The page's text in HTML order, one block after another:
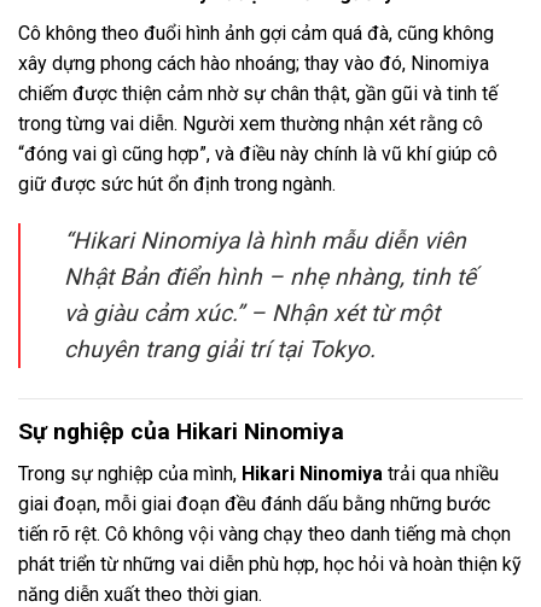
Cô không theo đuổi hình ảnh gợi cảm quá đà, cũng không
xây dựng phong cách hào nhoáng; thay vào đó, Ninomiya
chiếm được thiện cảm nhờ sự chân thật, gần gũi và tinh tế
trong từng vai diễn. Người xem thường nhận xét rằng cô
“đóng vai gì cũng hợp”, và điều này chính là vũ khí giúp cô
giữ được sức hút ổn định trong ngành.
“Hikari Ninomiya là hình mẫu diễn viên
Nhật Bản điển hình – nhẹ nhàng, tinh tế
và giàu cảm xúc.” – Nhận xét từ một
chuyên trang giải trí tại Tokyo.
Sự nghiệp của Hikari Ninomiya
Trong sự nghiệp của mình, Hikari Ninomiya trải qua nhiều
giai đoạn, mỗi giai đoạn đều đánh dấu bằng những bước
tiến rõ rệt. Cô không vội vàng chạy theo danh tiếng mà chọn
phát triển từ những vai diễn phù hợp, học hỏi và hoàn thiện kỹ
năng diễn xuất theo thời gian.